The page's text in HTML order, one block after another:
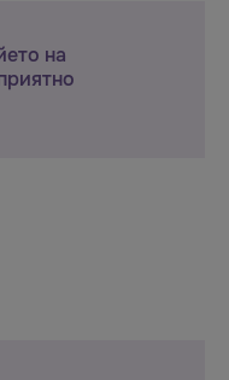
на